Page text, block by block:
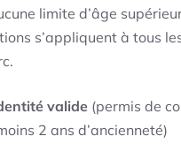
limite d’âge
s’appliquent à tous
valide (permis de
2 ans d’ancienneté)